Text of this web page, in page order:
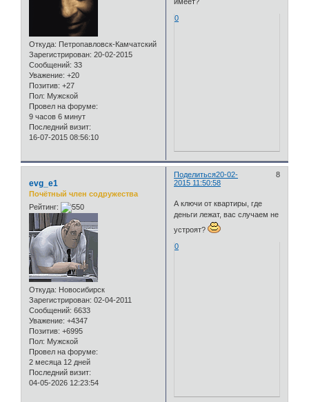
Откуда: Петропавловск-Камчатский
Зарегистрирован: 20-02-2015
Сообщений: 33
Уважение: +20
Позитив: +27
Пол: Мужской
Провел на форуме:
9 часов 6 минут
Последний визит:
16-07-2015 08:56:10
0
Поделиться 8
20-02-
2015 11:50:58
evg_e1
Почётный член содружества
Рейтинг:
Откуда: Новосибирск
Зарегистрирован: 02-04-2011
Сообщений: 6633
Уважение: +4347
Позитив: +6995
Пол: Мужской
Провел на форуме:
2 месяца 12 дней
Последний визит:
04-05-2026 12:23:54
А ключи от квартиры, где
деньги лежат, вас случаем не
устроят?
0